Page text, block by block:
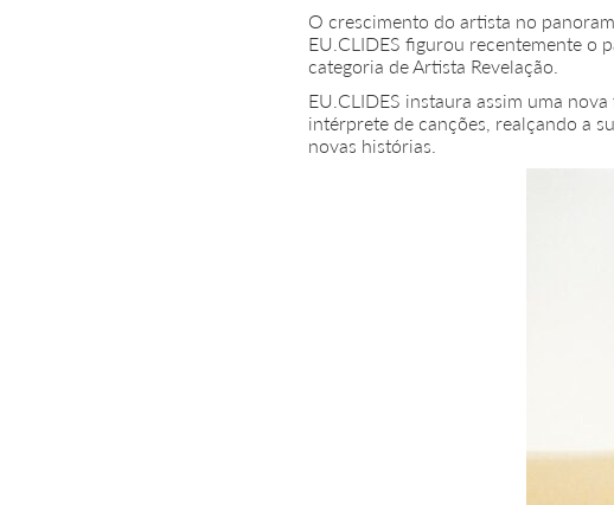
O crescimento do artista no
EU.CLIDES figurou recentemente o
categoria de Artista Revelação.
EU.CLIDES instaura assim uma
intérprete de canções, realçando a
novas histórias.